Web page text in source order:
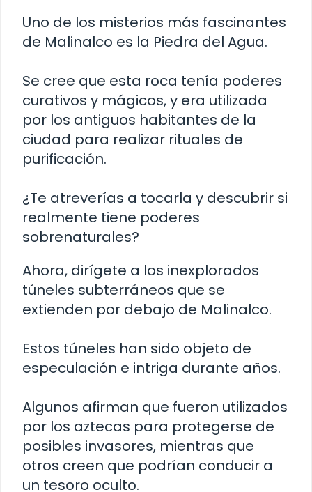
Uno de los misterios más fascinantes
de Malinalco es la Piedra del Agua.
Se cree que esta roca tenía poderes
curativos y mágicos, y era utilizada
por los antiguos habitantes de la
ciudad para realizar rituales de
purificación.
¿Te atreverías a tocarla y descubrir si
realmente tiene poderes
sobrenaturales?
Ahora, dirígete a los inexplorados
túneles subterráneos que se
extienden por debajo de Malinalco.
Estos túneles han sido objeto de
especulación e intriga durante años.
Algunos afirman que fueron utilizados
por los aztecas para protegerse de
posibles invasores, mientras que
otros creen que podrían conducir a
un tesoro oculto.